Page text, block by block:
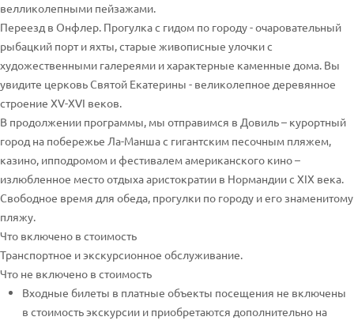
велликолепными пейзажами.
Переезд в Онфлер. Прогулка с гидом по городу - очаровательный
рыбацкий порт и яхты, старые живописные улочки с
художественными галереями и характерные каменные дома. Вы
увидите церковь Святой Екатерины - великолепное деревянное
строение XV-XVI веков.
В продолжении программы, мы отправимся в Довиль – курортный
город на побережье Ла-Манша с гигантским песочным пляжем,
казино, ипподромом и фестивалем американского кино –
излюбленное место отдыха аристократии в Нормандии с XIX века.
Свободное время для обеда, прогулки по городу и его знаменитому
пляжу.
Что включено в стоимость
Транспортное и экскурсионное обслуживание.
Что не включено в стоимость
Входные билеты в платные объекты посещения не включены
в стоимость экскурсии и приобретаются дополнительно на